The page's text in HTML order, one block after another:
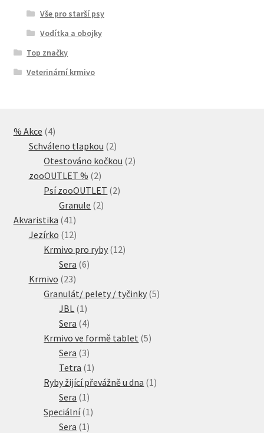
Vše pro starší psy
Vodítka a obojky
Top značky
Veterinární krmivo
% Akce 44
produkty
Schváleno tlapkou 22
produkty
Otestováno kočkou 22
zooOUTLET % 22
produkty
Psí zooOUTLET 22
Granule 22
Akvaristika 41 41
produktů
Jezírko 1212
produktů
Krmivo pro ryby 1212
Sera 66
Krmivo 2323
produktů
Granulát/ pelety / tyčinky 55
JBL 1 1
produkt
Sera 44
produkty
Krmivo ve formě tablet 55
Sera 33
produkty
Tetra 1 1
produkt
Ryby žijící převážně u dna 1 1
Sera 1 1
produkt
Speciální 1 1
Sera 1 1